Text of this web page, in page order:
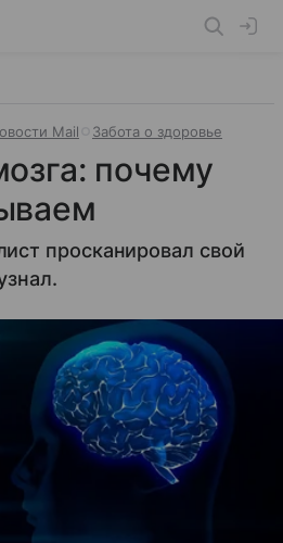
Mail Забота о здоровье
почему
просканировал свой